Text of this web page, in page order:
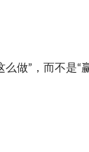
做”，而不是“